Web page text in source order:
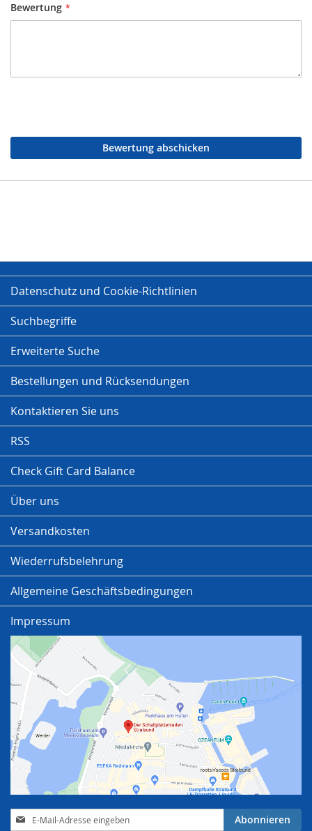
Bewertung
Bewertung abschicken
Datenschutz und Cookie-Richtlinien
Suchbegriffe
Erweiterte Suche
Bestellungen und Rücksendungen
Kontaktieren Sie uns
RSS
Check Gift Card Balance
Über uns
Versandkosten
Wiederrufsbelehrung
Allgemeine Geschäftsbedingungen
Impressum
Anmeldung
Abonnieren